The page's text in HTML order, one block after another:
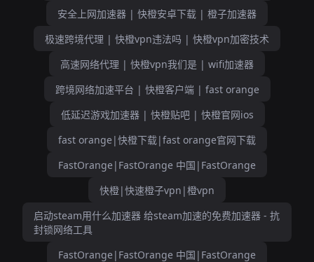
安全上网加速器 | 快橙安卓下载 | 橙子加速器
极速跨境代理 | 快橙vpn违法吗 | 快橙vpn加密技术
高速网络代理 | 快橙vpn我们是 | wifi加速器
跨境网络加速平台 | 快橙客户端 | fast orange
低延迟游戏加速器 | 快橙贴吧 | 快橙官网ios
fast orange|快橙下载|fast orange官网下载
FastOrange|FastOrange 中国|FastOrange
快橙|快速橙子vpn|橙vpn
启动steam用什么加速器 给steam加速的免费加速器 - 抗
封锁网络工具
FastOrange|FastOrange 中国|FastOrange